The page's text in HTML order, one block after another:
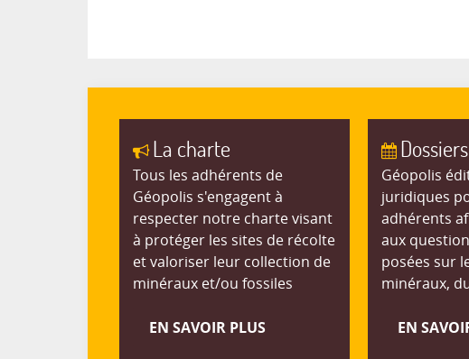
La charte
Tous les adhérents de
Géopolis s'engagent à
respecter notre charte visant
à protéger les sites de récolte
et valoriser leur collection de
minéraux et/ou fossiles
EN SAVOIR PLUS
Géopolis
juridiques
adhérents
aux
posées sur
minéraux,
EN